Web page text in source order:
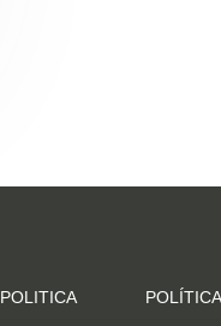
POLITICA
POLÍTICA